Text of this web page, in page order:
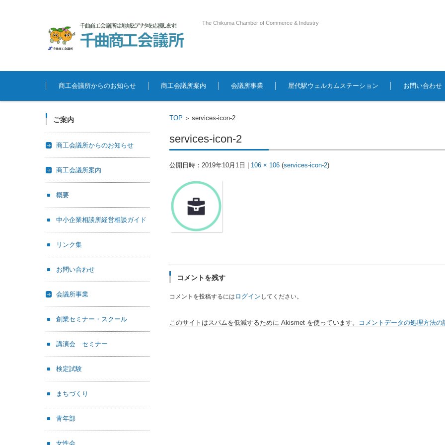
The Chikuma Chamber of Commerce & Industry
コンテンツに移動
商工会議所からのお知らせ
商工会議所案内 会議所事業 屋代駅ウェルカムステーション お問い合わせ
TOP > services-icon-2
services-icon-2
公開日時： 2019年10月1日 106 × 106(services-icon-2)
コメントを残す
コメントを投稿するには ログイン してください。
このサイトはスパムを低減するために Akismet を使っています。 コメントデータの処理方法
ご案内
商工会議所からのお知らせ
商工会議所案内
概要
中小企業相談所経営相談ガイド
リンク集
お問い合わせ
会議所事業
創業セミナー・スクール
講演会 セミナー
検定試験
まちづくり
青年部
女性会